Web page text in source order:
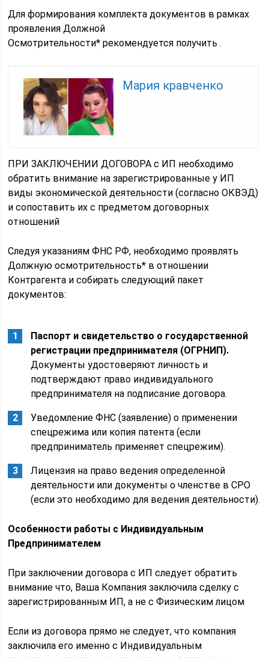
Для формирования комплекта документов в рамках
проявления Должной
Осмотрительности* рекомендуется получить .
Мария кравченко
ПРИ ЗАКЛЮЧЕНИИ ДОГОВОРА с ИП необходимо
обратить внимание на зарегистрированные у ИП
виды экономической деятельности (согласно ОКВЭД)
и сопоставить их с предметом договорных
отношений
Следуя указаниям ФНС РФ, необходимо проявлять
Должную осмотрительность* в отношении
Контрагента и собирать следующий пакет
документов:
Паспорт и свидетельство о государственной
регистрации предпринимателя (ОГРНИП).
Документы удостоверяют личность и
подтверждают право индивидуального
предпринимателя на подписание договора.
Уведомление ФНС (заявление) о применении
спецрежима или копия патента (если
предприниматель применяет спецрежим).
Лицензия на право ведения определенной
деятельности или документы о членстве в СРО
(если это необходимо для ведения деятельности).
Особенности работы с Индивидуальным
Предпринимателем
При заключении договора с ИП следует обратить
внимание что, Ваша Компания заключила сделку с
зарегистрированным ИП, а не с Физическим лицом
Если из договора прямо не следует, что компания
заключила его именно с Индивидуальным